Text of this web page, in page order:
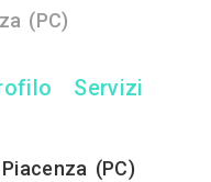
(PC)
Servizi
(PC)